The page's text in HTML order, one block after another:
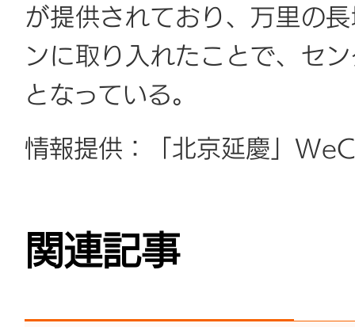
が提供されており、万里の
ンに取り入れたことで、セ
となっている。
情報提供：「北京延慶」
関連記事